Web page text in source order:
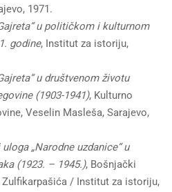
1971.
u političkom i kulturnom
godine, Institut za istoriju,
u društvenom životu
(1903-1941), Kulturno
Veselin Masleša, Sarajevo,
„Narodne uzdanice“ u
(1923. – 1945.), Bošnjački
/ Institut za istoriju,